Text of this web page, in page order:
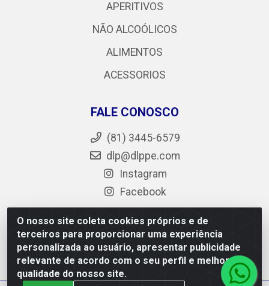
O nosso site coleta cookies próprios e de
terceiros para proporcionar uma experiência
personalizada ao usuário, apresentar publicidade
relevante de acordo com o seu perfil e melhorar a
qualidade do nosso site.
APERITIVOS
NÃO ALCOÓLICOS
ALIMENTOS
ACESSORIOS
FALE CONOSCO
(81) 3445-6579
dlp@dlppe.com
Instagram
Facebook
DLP - AV. Engenheiro Abdias de Carvalho, 962 - Bongi -
PE - CEP 50.640-525 - CNPJ 05.429.222/0001-48